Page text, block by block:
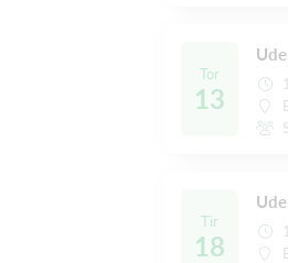
Tor
13
Tir
18